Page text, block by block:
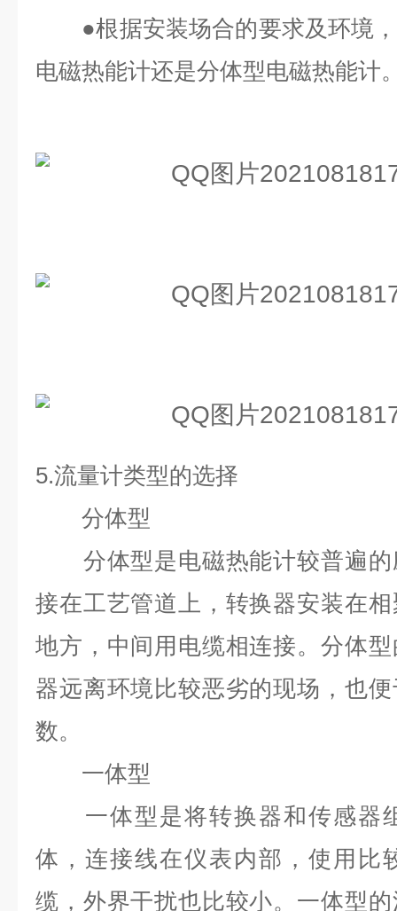
●根据安装场合的要求及环境，
电磁热能计还是分体型电磁热能计
5.流量计类型的选择
分体型
分体型是电磁热能计较普遍的
接在工艺管道上，转换器安装在
地方，中间用电缆相连接。分体
器远离环境比较恶劣的现场，也
数。
一体型
一体型是将转换器和传感器
体，连接线在仪表内部，使用比
缆，外界干扰也比较小。一体型